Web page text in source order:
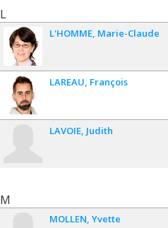
L
L'HOMME Marie-Claude
LAREAU François
LAVOIE Judith
M
MOLLEN Yvette